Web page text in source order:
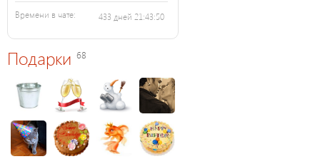
Времени в чате: 433 дней 21:43:50
Подарки 68